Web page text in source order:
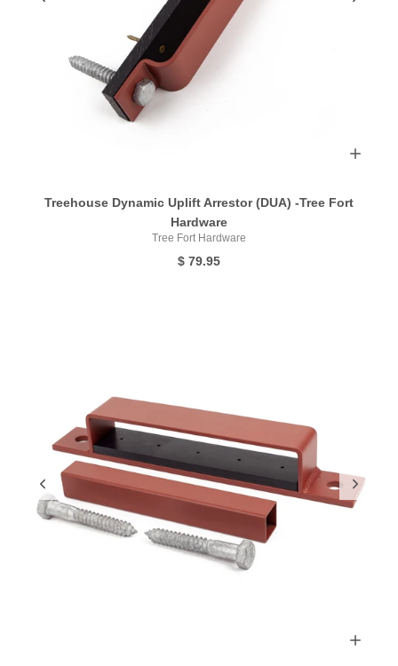
Treehouse Dynamic Uplift Arrestor (DUA) -Tree Fort
Hardware
Tree Fort Hardware
$ 79.95